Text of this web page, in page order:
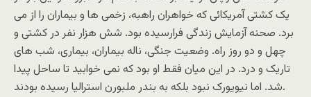
یک کشتی آمریکائی که خواهران راهبه، زخمی ها و بیماران را از می
برد. صحنه آزمایش زندگی فرارسیده بود. شش هزار نفر در کشتی و
چهل و دو روز راه. وضعیت جنگی، ناله بیماران، بیماری، شب های
تاریک و درد. در این میان فقط او بود که نمی خوابید تا ساحل پیدا
شد. اما نیویورک نبود بلکه به بندر ملبورن استرالیا رسیده بودند.